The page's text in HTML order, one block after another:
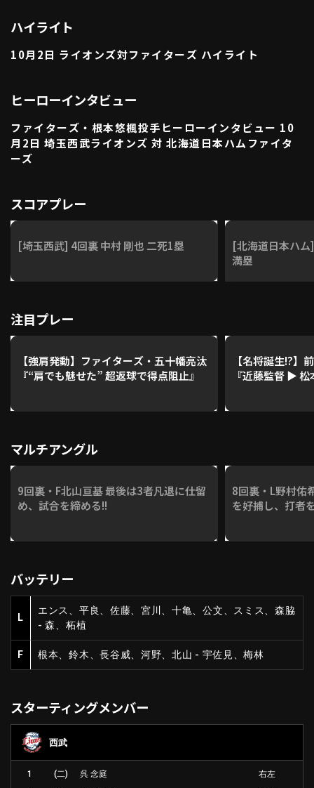
ハイライト
10月2日 ライオンズ対ファイターズ ハイライト
ヒーローインタビュー
ファイターズ・根本悠楓投手ヒーローインタビュー 10
月2日 埼玉西武ライオンズ 対 北海道日本ハムファイタ
ーズ
スコアプレー
[埼玉西武] 4回裏 中村 剛也 二死1塁
[北海道日本ハム
満塁
注目プレー
【強肩発動】ファイターズ・五十幡亮汰
『“肩でも魅せた” 超返球で得点阻止』
【名将誕生!?】
『近藤監督 ▶︎
マルチアングル
9回裏・F北山亘基 最後は3者凡退に仕留
め、試合を締める!!
8回裏・L野村佑
を好捕し、打者
バッテリー
L
エンス、平良、佐藤、宮川、十亀、公文、スミス、森脇
- 森、柘植
F 根本、鈴木、長谷威、河野、北山 - 宇佐見、梅林
スターティングメンバー
西武
1 (二) 呉 念庭
右左